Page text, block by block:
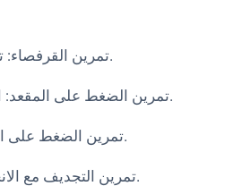
- تمرين القرفصاء: تنويعات أمامية وخلفية مختلفة تستهدف الساقين والأرداف. ارفع أثقل بأمان.
- تمرين الضغط على المقعد: الضغط الأفقي للصدر والكتفين والعضلة ثلاثية الرؤوس. الفشل ليس خطيراً.
- تمرين الضغط على الرأس: ضغطات الكتف العمودية لتقوية الكتفين. استخدمي الأذرع الموضعية.
- تمرين التجديف مع الانحناء: تمرين الشد الأفقي لتمرين الظهر والعضلة ذات الرأسين وقوة القبضة.